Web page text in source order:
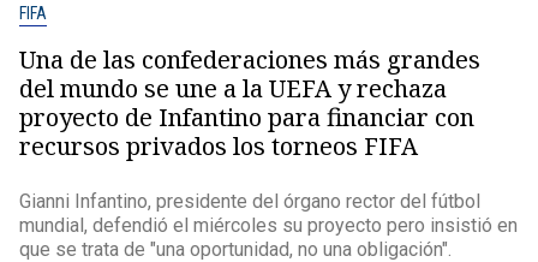
FIFA
Una de las confederaciones más grandes
del mundo se une a la UEFA y rechaza
proyecto de Infantino para financiar con
recursos privados los torneos FIFA
Gianni Infantino, presidente del órgano rector del fútbol
mundial, defendió el miércoles su proyecto pero insistió en
que se trata de "una oportunidad, no una obligación".